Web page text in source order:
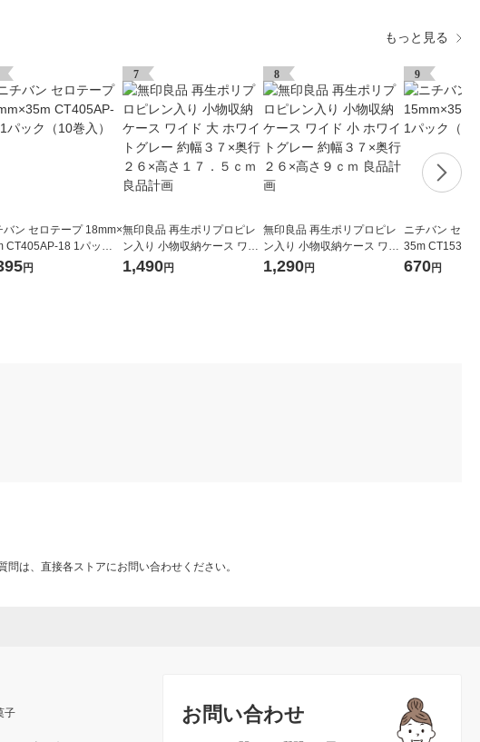
もっと見る
バン セロテープ 18mm×
CT405AP-18 1パック
巻入）
円
7
無印良品 再生ポリプロピレ
ン入り 小物収納ケース ワイ
ド 大 ホワイトグレー 約幅３
1,490円
8
無印良品 再生ポリプロピレ
ン入り 小物収納ケース ワイ
ド 小 ホワイトグレー 約幅３
1,290円
9
ニチバン セロ
35m CT1535-
巻入）
670円
は、直接各ストアにお問い合わせください。
お問い合わせ
子